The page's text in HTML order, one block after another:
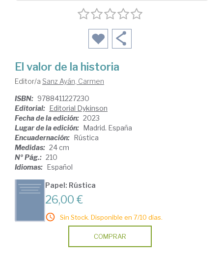
El valor de la historia
Editor/a Sanz Ayán, Carmen
ISBN: 9788411227230
Editorial: Editorial Dykinson
Fecha de la edición: 2023
Lugar de la edición: Madrid. España
Encuadernación: Rústica
Medidas: 24 cm
Nº Pág.: 210
Idiomas: Español
Papel: Rústica
26,00 €
Sin Stock. Disponible en 7/10 días.
COMPRAR